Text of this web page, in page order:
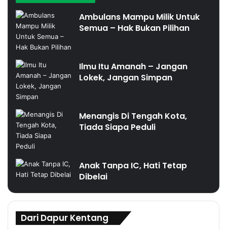
Ambulans Mampu Milik Untuk
Semua – Hak Bukan Pilihan
Ilmu Itu Amanah – Jangan
Lokek, Jangan Simpan
Menangis Di Tengah Kota,
Tiada Siapa Peduli
Anak Tanpa IC, Hati Tetap
Dibelai
Dari Dapur Kentang